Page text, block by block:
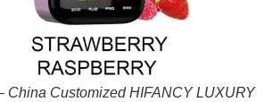
China Customized HIFANCY LUXURY